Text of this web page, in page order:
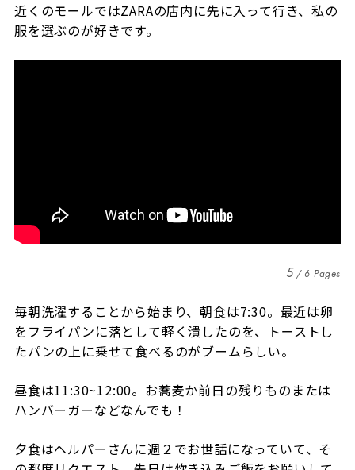
近くのモールではZARAの店内に先に入って行き、私の
服を選ぶのが好きです。
5 6 Pages
毎朝洗濯することから始まり、朝食は7:30。最近は卵
をフライパンに落として軽く潰したのを、トーストし
たパンの上に乗せて食べるのがブームらしい。
昼食は11:30~12:00。お蕎麦か前日の残りものまたは
ハンバーガーなどなんでも！
夕食はヘルパーさんに週２でお世話になっていて、そ